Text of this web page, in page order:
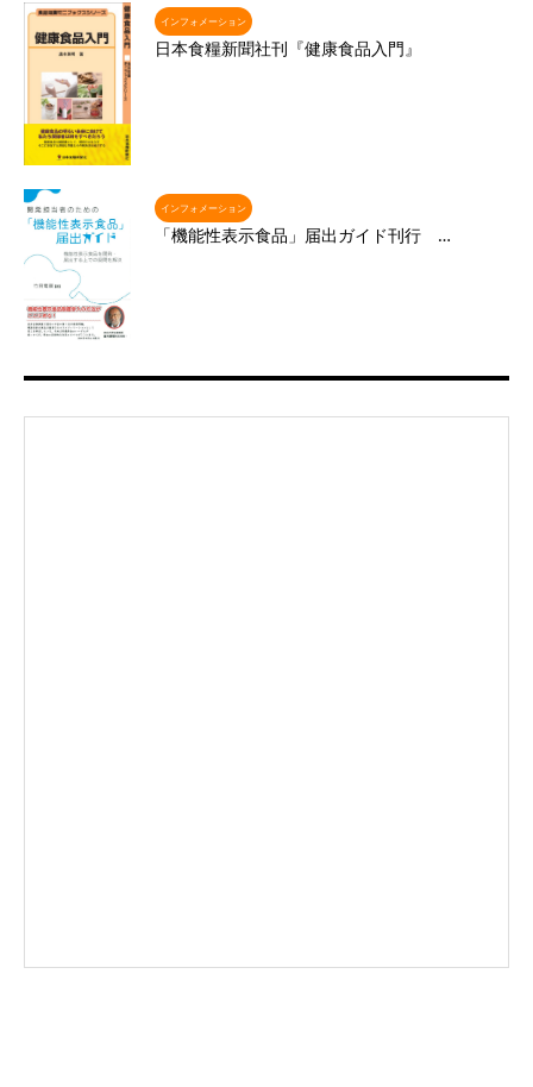
インフォメーション
日本食糧新聞社刊『健康食品入門』
インフォメーション
「機能性表示食品」届出ガイド刊行 …